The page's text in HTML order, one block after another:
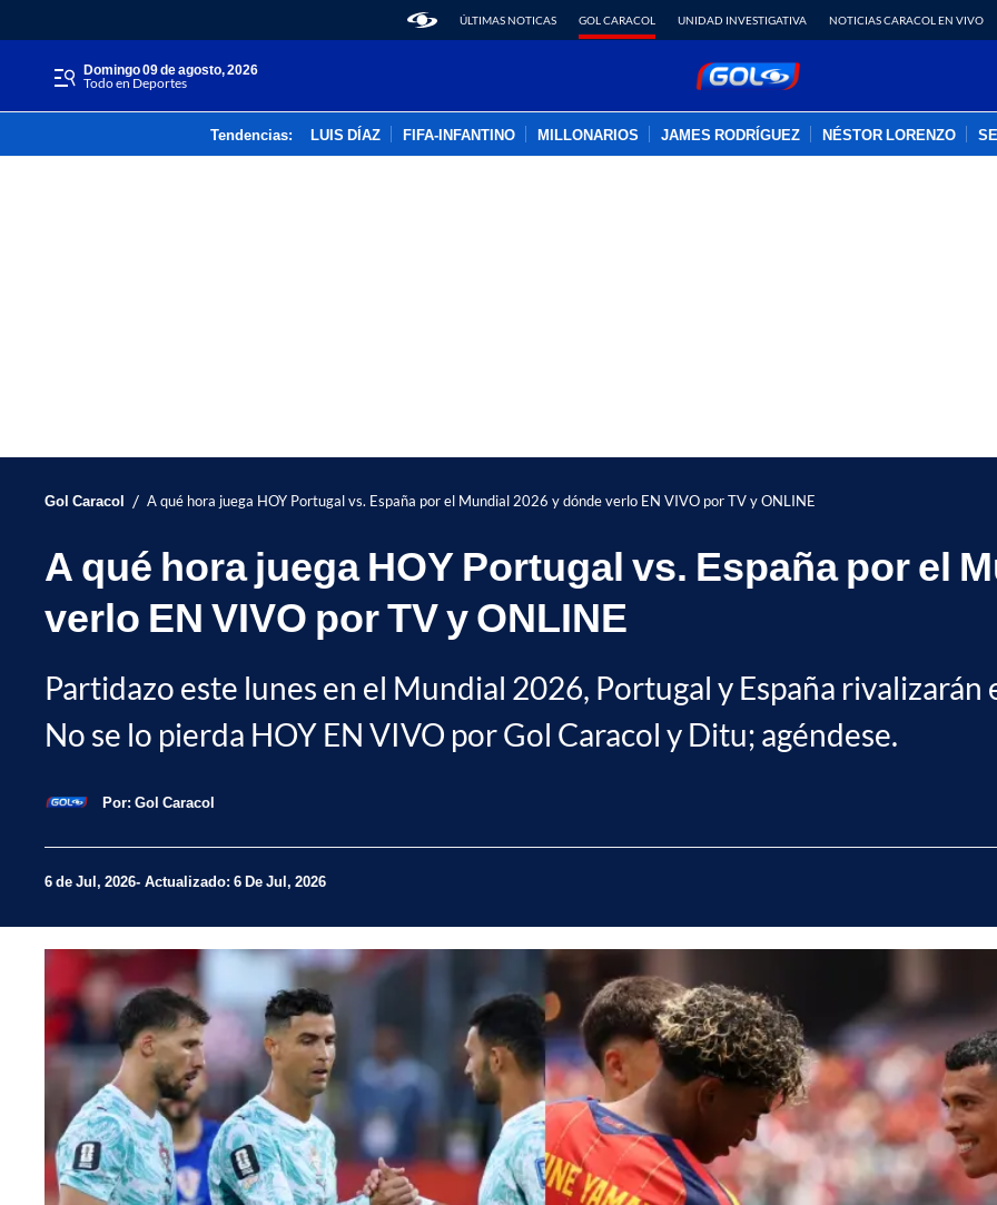
ÚLTIMAS NOTICAS GOL CARACOL UNIDAD INVESTIGATIVA NOTICIAS CARACOL EN VIVO
domingo 09 de agosto, 2026
Todo en Deportes
Tendencias: LUIS DÍAZ FIFA-INFANTINO MILLONARIOS JAMES RODRÍGUEZ NÉSTOR LORENZO
Gol Caracol / A qué hora juega HOY Portugal vs. España por el Mundial 2026 y dónde verlo EN VIVO por TV y ONLINE
A qué hora juega HOY Portugal vs. España por el
verlo EN VIVO por TV y ONLINE
Partidazo este lunes en el Mundial 2026, Portugal y España
No se lo pierda HOY EN VIVO por Gol Caracol y Ditu; agéndese.
Por: Gol Caracol
6 de Jul, 2026 Actualizado: 6 De Jul, 2026